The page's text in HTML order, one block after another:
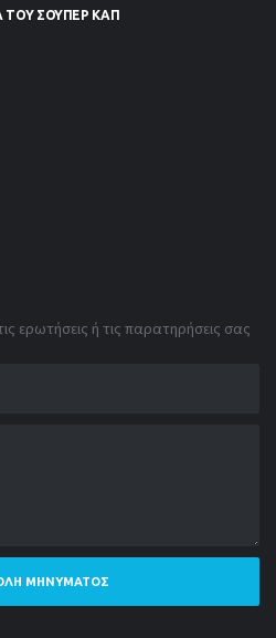
ΤΟΥ ΣΟΥΠΕΡ ΚΑΠ
ερωτήσεις ή τις παρατηρήσεις σας
ΜΗΝΎΜΑΤΟΣ